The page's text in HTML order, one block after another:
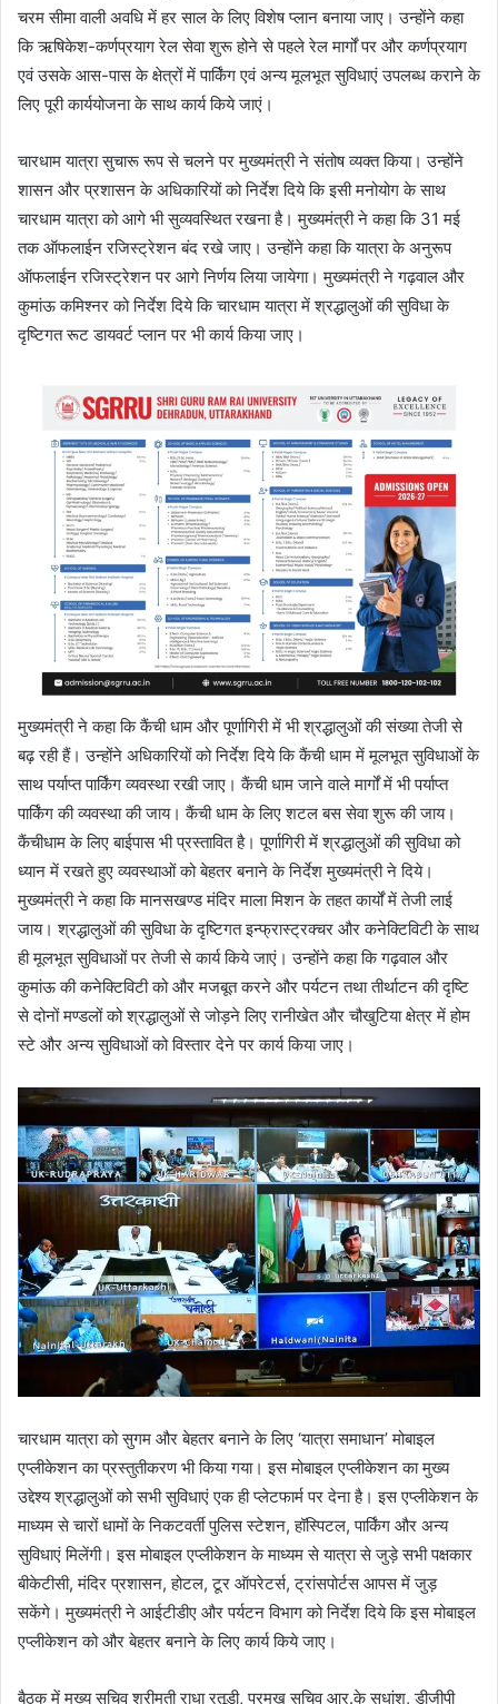
चरम सीमा वाली अवधि में हर साल के लिए विशेष प्लान बनाया जाए। उन्होंने कहा
कि ऋषिकेश-कर्णप्रयाग रेल सेवा शुरू होने से पहले रेल मार्गों पर और कर्णप्रयाग
एवं उसके आस-पास के क्षेत्रों में पार्किंग एवं अन्य मूलभूत सुविधाएं उपलब्ध कराने के
लिए पूरी कार्ययोजना के साथ कार्य किये जाएं।
चारधाम यात्रा सुचारू रूप से चलने पर मुख्यमंत्री ने संतोष व्यक्त किया। उन्होंने
शासन और प्रशासन के अधिकारियों को निर्देश दिये कि इसी मनोयोग के साथ
चारधाम यात्रा को आगे भी सुव्यवस्थित रखना है। मुख्यमंत्री ने कहा कि 31 मई
तक ऑफलाईन रजिस्ट्रेशन बंद रखे जाए। उन्होंने कहा कि यात्रा के अनुरूप
ऑफलाईन रजिस्ट्रेशन पर आगे निर्णय लिया जायेगा। मुख्यमंत्री ने गढ़वाल और
कुमांऊ कमिश्नर को निर्देश दिये कि चारधाम यात्रा में श्रद्धालुओं की सुविधा के
दृष्टिगत रूट डायवर्ट प्लान पर भी कार्य किया जाए।
मुख्यमंत्री ने कहा कि कैंची धाम और पूर्णागिरी में भी श्रद्धालुओं की संख्या तेजी से
बढ़ रही हैं। उन्होंने अधिकारियों को निर्देश दिये कि कैंची धाम में मूलभूत सुविधाओं के
साथ पर्याप्त पार्किंग व्यवस्था रखी जाए। कैंची धाम जाने वाले मार्गों में भी पर्याप्त
पार्किंग की व्यवस्था की जाय। कैंची धाम के लिए शटल बस सेवा शुरू की जाय।
कैंचीधाम के लिए बाईपास भी प्रस्तावित है। पूर्णागिरी में श्रद्धालुओं की सुविधा को
ध्यान में रखते हुए व्यवस्थाओं को बेहतर बनाने के निर्देश मुख्यमंत्री ने दिये।
मुख्यमंत्री ने कहा कि मानसखण्ड मंदिर माला मिशन के तहत कार्यों में तेजी लाई
जाय। श्रद्धालुओं की सुविधा के दृष्टिगत इन्फ्रास्ट्रक्चर और कनेक्टिविटी के साथ
ही मूलभूत सुविधाओं पर तेजी से कार्य किये जाएं। उन्होंने कहा कि गढ़वाल और
कुमांऊ की कनेक्टिविटी को और मजबूत करने और पर्यटन तथा तीर्थाटन की दृष्टि
से दोनों मण्डलों को श्रद्धालुओं से जोड़ने लिए रानीखेत और चौखुटिया क्षेत्र में होम
स्टे और अन्य सुविधाओं को विस्तार देने पर कार्य किया जाए।
चारधाम यात्रा को सुगम और बेहतर बनाने के लिए ‘यात्रा समाधान’ मोबाइल
एप्लीकेशन का प्रस्तुतीकरण भी किया गया। इस मोबाइल एप्लीकेशन का मुख्य
उद्देश्य श्रद्धालुओं को सभी सुविधाएं एक ही प्लेटफार्म पर देना है। इस एप्लीकेशन के
माध्यम से चारों धामों के निकटवर्ती पुलिस स्टेशन, हॉस्पिटल, पार्किंग और अन्य
सुविधाएं मिलेंगी। इस मोबाइल एप्लीकेशन के माध्यम से यात्रा से जुड़े सभी पक्षकार
बीकेटीसी, मंदिर प्रशासन, होटल, टूर ऑपरेटर्स, ट्रांसपोर्टस आपस में जुड़
सकेंगे। मुख्यमंत्री ने आईटीडीए और पर्यटन विभाग को निर्देश दिये कि इस मोबाइल
एप्लीकेशन को और बेहतर बनाने के लिए कार्य किये जाए।
बैठक में मुख्य सचिव श्रीमती राधा रतूड़ी, प्रमुख सचिव आर.के सुधांशु, डीजीपी